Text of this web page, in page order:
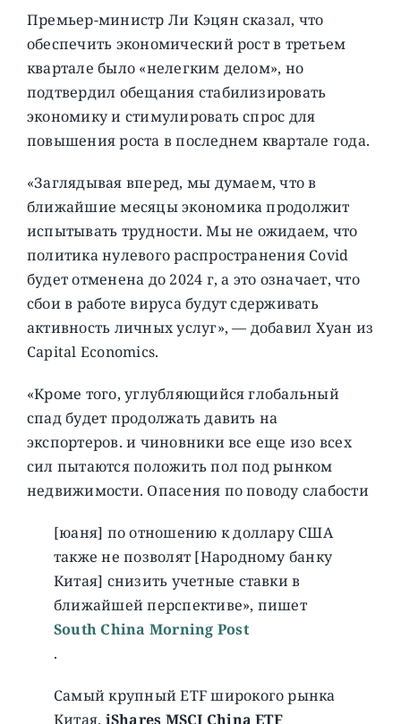
Премьер-министр Ли Кэцян сказал, что
обеспечить экономический рост в третьем
квартале было «нелегким делом», но
подтвердил обещания стабилизировать
экономику и стимулировать спрос для
повышения роста в последнем квартале года.
«Заглядывая вперед, мы думаем, что в
ближайшие месяцы экономика продолжит
испытывать трудности. Мы не ожидаем, что
политика нулевого распространения Covid
будет отменена до 2024 г, а это означает, что
сбои в работе вируса будут сдерживать
активность личных услуг», — добавил Хуан из
Capital Economics.
«Кроме того, углубляющийся глобальный
спад будет продолжать давить на
экспортеров. и чиновники все еще изо всех
сил пытаются положить пол под рынком
недвижимости. Опасения по поводу слабости
[юаня] по отношению к доллару США
также не позволят [Народному банку
Китая] снизить учетные ставки в
ближайшей перспективе», пишет
South China Morning Post
.
Самый крупный ETF широкого рынка
Китая, iShares MSCI China ETF